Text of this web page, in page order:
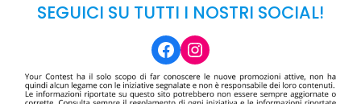
SEGUICI SU TUTTI I NOSTRI SOCIAL!
Facebook
Instagram